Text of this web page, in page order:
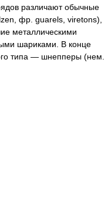
различают обычные
фр. guarels, viretons),
металлическими
шариками. В конце
типа — шнепперы (нем.